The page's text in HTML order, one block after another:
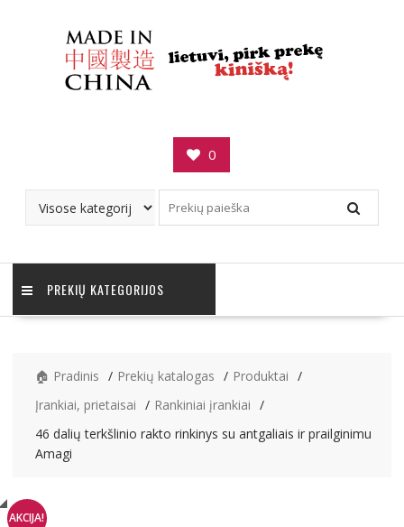
0
PREKIŲ KATEGORIJOS
🏠 Pradinis Prekių katalogas
Produktai
Įrankiai, prietaisai
Rankiniai įrankiai
46 dalių terkšlinio rakto rinkinys su antgaliais ir prailginimu
Amagi
AKCIJA!